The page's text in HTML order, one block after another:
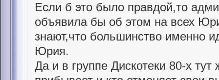
Если б это было правдой,то
объявила бы об этом на всех
знают,что большинство именно
Юрия.
Да и в группе Дискотеки 80-х